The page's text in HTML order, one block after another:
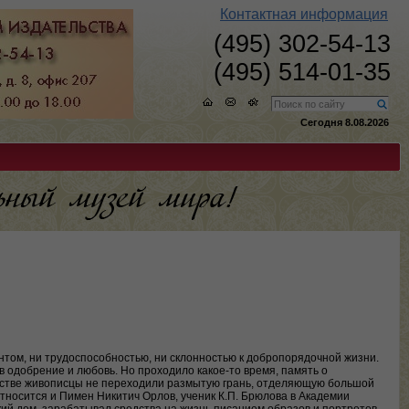
Контактная информация
(495) 302-54-13
(495) 514-01-35
Сегодня 8.08.2026
ни трудоспособностью, ни склонностью к добропорядочной жизни.
одобрение и любовь. Но проходило какое-то время, память о
живописцы не переходили размытую грань, отделяющую большой
и Пимен Никитич Орлов, ученик К.П. Брюлова в Академии